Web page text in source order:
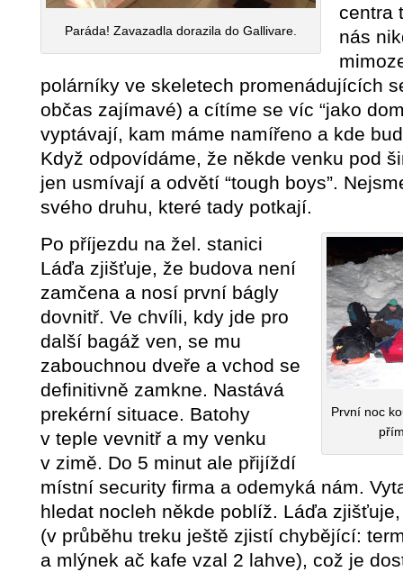
Paráda! Zavazadla dorazila do Gallivare.
centra
nás
polárníky ve skeletech promenádujících
občas zajímavé) a cítíme se víc “jako
vyptávají, kam máme namířeno a kde
Když odpovídáme, že někde venku pod
jen usmívají a odvětí “tough boys”.
svého druhu, které tady potkají.
První noc
Po příjezdu na žel. stanici
Láďa zjišťuje, že budova není
zamčena a nosí první bágly
dovnitř. Ve chvíli, kdy jde pro
další bagáž ven, se mu
zabouchnou dveře a vchod se
definitivně zamkne. Nastává
prekérní situace. Batohy
v teple vevnitř a my venku
v zimě. Do 5 minut ale přijíždí
místní security firma a odemyká nám.
hledat nocleh někde poblíž. Láďa
(v průběhu treku ještě zjistí chybějící:
a mlýnek ač kafe vzal 2 lahve), což je